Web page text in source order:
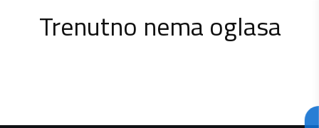
Trenutno nema oglasa